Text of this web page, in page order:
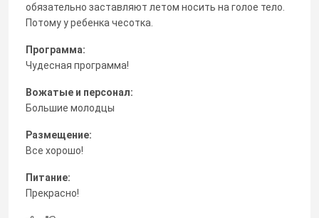
обязательно заставляют летом носить на голое тело.
Потому у ребенка чесотка.
Программа:
Чудесная программа!
Вожатые и персонал:
Большие молодцы
Размещение:
Все хорошо!
Питание:
Прекрасно!